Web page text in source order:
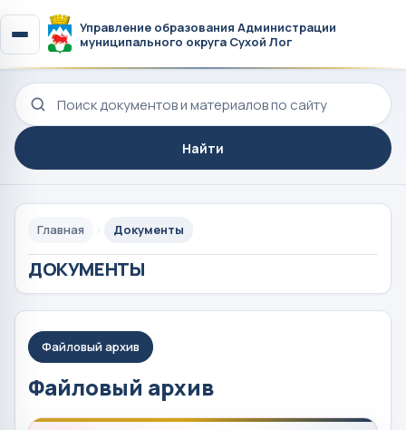
Управление образования Администрации
муниципального округа Сухой Лог
Поиск по сайту
Найти
Главная Документы
ДОКУМЕНТЫ
Файловый архив
Файловый архив